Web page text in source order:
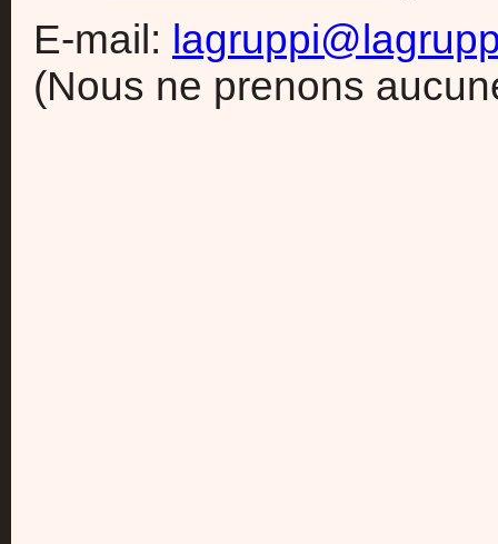
E-mail:
(Nous ne prenons